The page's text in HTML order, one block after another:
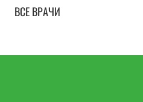
ВСЕ ВРАЧИ